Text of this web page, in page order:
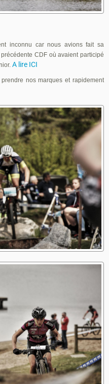
inconnu car nous avions fait sa
CDF où avaient participé
A lire ICI
nos marques et rapidement